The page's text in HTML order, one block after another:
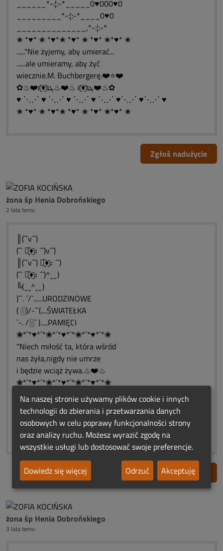
______*-:¦:-*_____0♥000♥0
_________*-:¦:-*____0♥0
______________,*-:¦:-*
✬ *♥* ✬ *♥*✬ *♥* ✬ *♥* ✬*♥* ✬
......"Nie żyjemy, aby umierać...
......ale umieramy, aby żyć
wiecznie.M. Buchbergerę.❤️⭐❤️
✿♨❤️ԑ̮̑♦̮̑ɜܓ♨❤️♨ ԑ̮̑♦̮̑ɜܓ❤️♨✿
♥ ⋱⋰ ♥ ⋱⋰ ♥ ⋱⋰ ♥ ⋱⋰ ♥⋱⋰ ♥⋱⋰ ♥
✬ *♥* ✬ *♥*✬ *♥* ✬ *♥* ✬*♥* ✬
Zgłoś nadużycie
żona śp Henia Dobrońskiego
2 lata temu
║(¯`v´¯)
(¯` ะ̭̌♦̭̌ะ ´¯)v´¯)
║(¯`v´¯) ะ̭̌♦̭̌ะ ´¯)
(¯` ะ̭̌♦̭̌ะ ´¯)^¸_)
╚(_¸^¸_)
)¯`. ´/`......URODZINOWE
( ░)/-´¯(....ŚWIATEŁKA
`-. /░´ ).....PAMIĘCI
❀*¯*♥*¯*❀*¯*♥*¯*❀*¯*♥*¯*❀
"Niech miłość ta, która wśród
nas żyła,nigdy nie umrze
i będzie wciąż żywa.♨❤️♨
❀*¯*♥*¯*❀*¯*♥*¯*❀*¯*♥*¯*❀
❤️♨❤️♨❤️♨❤️♨❤️♨❤️♨❤️
(¯`•♥•´¯) (¯`•♥•´¯) (¯`•♥•´¯) (¯`•♥•´¯)
_`•.¸.•´_ `•.¸.•´_ `•.¸.•´__`•.¸.•´_
❀*¯*♥*¯*❀*¯*♥*¯*❀*¯*♥*¯*❀
Zgłoś nadużycie
żona śp Henia Dobrońskiego
3 lata temu
Na naszej stronie używamy plików cookie i innych
technologii do zbierania i przetwarzania danych
osobowych w celu poprawy funkcjonalności strony
oraz analizy ruchu. Możesz wyrazić zgodę na
wszystkie usługi lub dostosować swoje preferencje.
Dowiedz się więcej
Odrzuć Akceptuję